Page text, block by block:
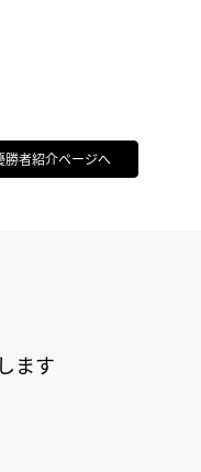
勝者紹介ページへ
ます